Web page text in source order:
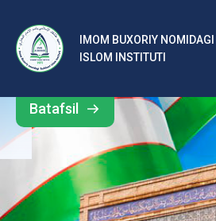
IMOM BUXORIY
ISLOM INSTITUTI
b
al
ar
o‘
rt
Barcha
yangiliklar
Batafsil